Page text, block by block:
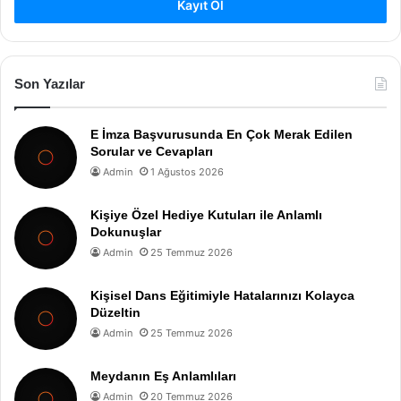
Kayıt Ol
Son Yazılar
E İmza Başvurusunda En Çok Merak Edilen
Sorular ve Cevapları
Admin 1 Ağustos 2026
Kişiye Özel Hediye Kutuları ile Anlamlı
Dokunuşlar
Admin 25 Temmuz 2026
Kişisel Dans Eğitimiyle Hatalarınızı Kolayca
Düzeltin
Admin 25 Temmuz 2026
Meydanın Eş Anlamlıları
Admin 20 Temmuz 2026